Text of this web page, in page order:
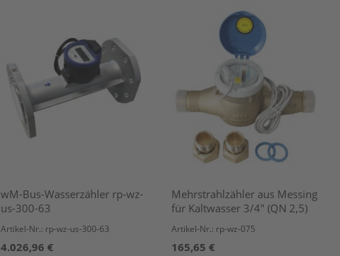
wM-Bus-Wasserzähler rp-wz-
us-300-63
Artikel-Nr.: rp-wz-us-300-63
4.026,96 €
Mehrstrahlzähler aus Messing
für Kaltwasser 3/4" (QN 2,5)
Artikel-Nr.: rp-wz-075
165,65 €